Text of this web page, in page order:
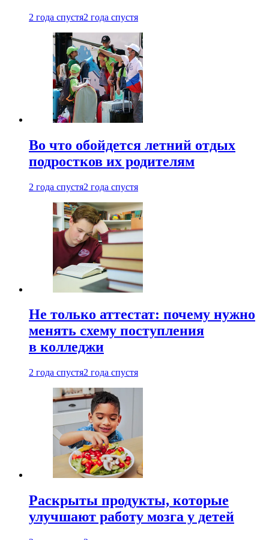
2 года спустя2 года спустя
Во что обойдется летний отдых
подростков их родителям
2 года спустя2 года спустя
Не только аттестат: почему нужно
менять схему поступления
в колледжи
2 года спустя2 года спустя
Раскрыты продукты, которые
улучшают работу мозга у детей